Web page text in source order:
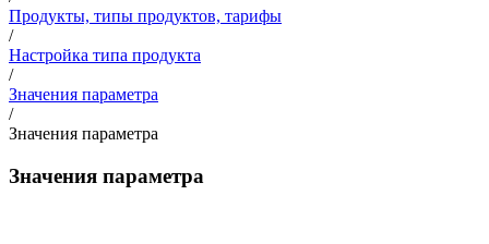
Продукты, типы продуктов, тарифы
/
Настройка типа продукта
/
Значения параметра
/
Значения параметра
Значения параметра